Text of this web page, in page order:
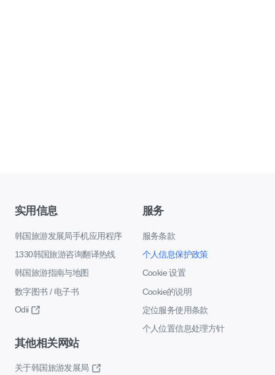
实用信息
韩国旅游发展局手机应用程序
1330韩国旅游咨询翻译热线
韩国旅游指南与地图
数字图书 / 电子书
Odii
服务
服务条款
个人信息保护政策
Cookie 设置
Cookie的说明
定位服务使用条款
个人位置信息处理方针
其他相关网站
关于韩国旅游发展局